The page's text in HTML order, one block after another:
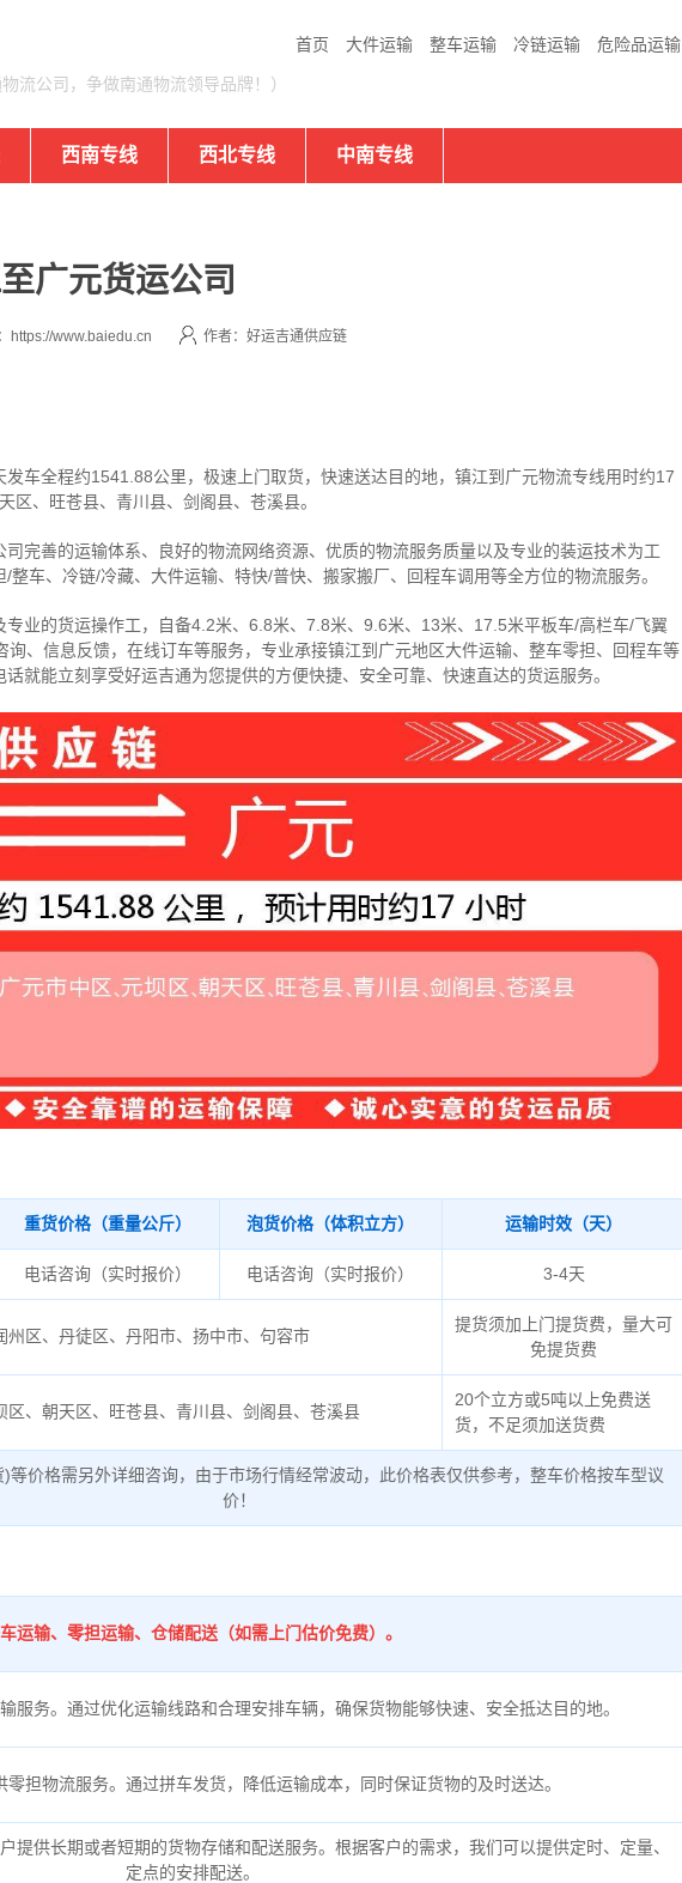
首页 大件运输 整车运输 冷链运输 危险品运输
物流公司，争做南通物流领导品牌！）
西南专线 西北专线 中南专线
广元货运公司
https://www.baiedu.cn 作者：好运吉通供应链
发车全程约1541.88公里， 极速上门取货，快速送达目的地，镇江到广元物流专线用时约17
、旺苍县、青川县、剑阁县、苍溪县。
完善的运输体系、良好的物流网络资源、优质的物流服务质量以及专业的装运技术为工
/整车、冷链/冷藏、大件运输、特快/普快、搬家搬厂、回程车调用等全方位的物流服务。
业的货运操作工，自备4.2米、6.8米、7.8米、9.6米、13米、17.5米平板车/高栏车/飞翼
、信息反馈，在线订车等服务， 专业承接镇江到广元地区大件运输、整车零担、回程车等
就能立刻享受好运吉通为您提供的方便快捷、安全可靠、快速直达的货运服务。
重货价格（重量公斤） 泡货价格（体积立方） 运输时效（天）
电话咨询（实时报价） 电话咨询（实时报价） 3-4天
州区、丹徒区、丹阳市、扬中市、句容市
提货须加上门提货费，量大可
免提货费
区、朝天区、旺苍县、青川县、剑阁县、苍溪县
20个立方或5吨以上免费送
货，不足须加送货费
等价格需另外详细咨询，由于市场行情经常波动，此价格表仅供参考，整车价格按车型议
价！
运输、零担运输、仓储配送（如需上门估价免费）。
服务。通过优化运输线路和合理安排车辆，确保货物能够快速、安全抵达目的地。
担物流服务。通过拼车发货，降低运输成本，同时保证货物的及时送达。
提供长期或者短期的货物存储和配送服务。根据客户的需求，我们可以提供定时、定量、
定点的安排配送。